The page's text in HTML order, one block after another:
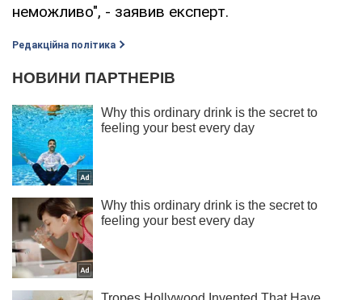
неможливо", - заявив експерт.
Редакційна політика